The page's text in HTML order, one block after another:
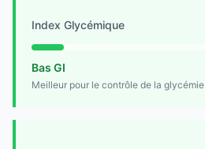
Index Glycémique
Bas GI
Meilleur pour le contrôle de la glycémie